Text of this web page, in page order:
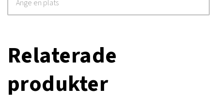
Relaterade
produkter